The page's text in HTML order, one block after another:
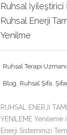
RUHSAL ENERJİ
YENİLEME Yenileme
Enerji Sisteminizi
Ruhsal İyileştirici
Ruhsal Enerji
Yenilme
Ruhsal Terapi Uzmanı
Blog Ruhsal Şifa